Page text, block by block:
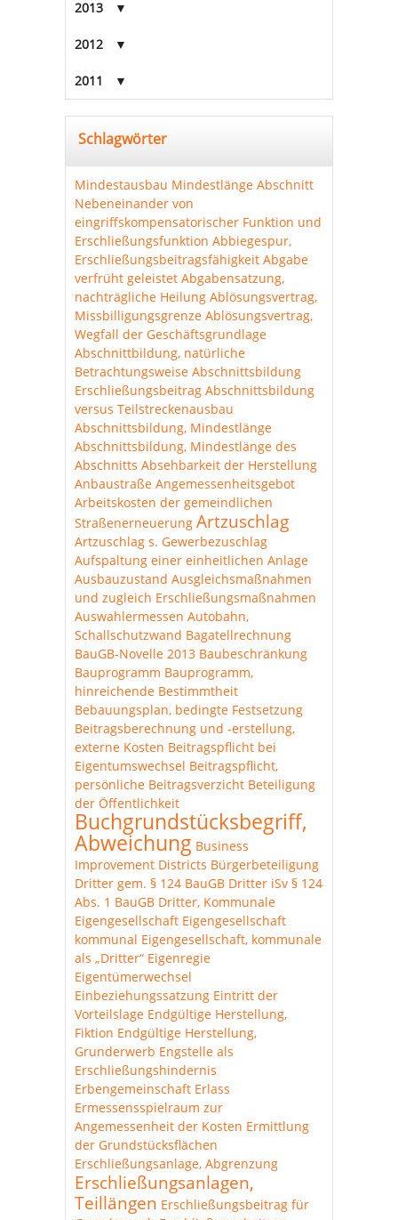
2013
2012
2011
Schlagwörter
Mindestausbau Mindestlänge Abschnitt
Nebeneinander von
eingriffskompensatorischer Funktion und
Erschließungsfunktion Abbiegespur,
Erschließungsbeitragsfähigkeit Abgabe
verfrüht geleistet Abgabensatzung,
nachträgliche Heilung Ablösungsvertrag,
Missbilligungsgrenze Ablösungsvertrag,
Wegfall der Geschäftsgrundlage
Abschnittbildung, natürliche
Betrachtungsweise Abschnittsbildung
Erschließungsbeitrag Abschnittsbildung
versus Teilstreckenausbau
Abschnittsbildung, Mindestlänge
Abschnittsbildung, Mindestlänge des
Abschnitts Absehbarkeit der Herstellung
Anbaustraße Angemessenheitsgebot
Arbeitskosten der gemeindlichen
Straßenerneuerung Artzuschlag
Artzuschlag s. Gewerbezuschlag
Aufspaltung einer einheitlichen Anlage
Ausbauzustand Ausgleichsmaßnahmen
und zugleich Erschließungsmaßnahmen
Auswahlermessen Autobahn,
Schallschutzwand Bagatellrechnung
BauGB-Novelle 2013 Baubeschränkung
Bauprogramm Bauprogramm,
hinreichende Bestimmtheit
Bebauungsplan, bedingte Festsetzung
Beitragsberechnung und -erstellung,
externe Kosten Beitragspflicht bei
Eigentumswechsel Beitragspflicht,
persönliche Beitragsverzicht Beteiligung
der Öffentlichkeit
Buchgrundstücksbegriff,
Abweichung Business
Improvement Districts Bürgerbeteiligung
Dritter gem. § 124 BauGB Dritter iSv § 124
Abs. 1 BauGB Dritter, Kommunale
Eigengesellschaft Eigengesellschaft
kommunal Eigengesellschaft, kommunale
als „Dritter“ Eigenregie
Eigentümerwechsel
Einbeziehungssatzung Eintritt der
Vorteilslage Endgültige Herstellung,
Fiktion Endgültige Herstellung,
Grunderwerb Engstelle als
Erschließungshindernis
Erbengemeinschaft Erlass
Ermessensspielraum zur
Angemessenheit der Kosten Ermittlung
der Grundstücksflächen
Erschließungsanlage, Abgrenzung
Erschließungsanlagen,
Teillängen Erschließungsbeitrag für